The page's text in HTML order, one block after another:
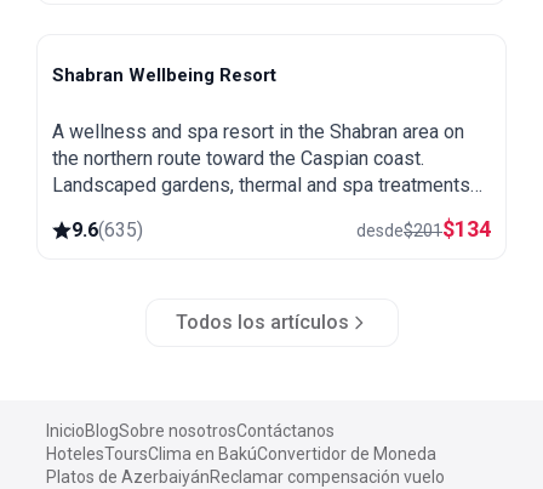
Shabran
Shabran Wellbeing Resort
A wellness and spa resort in the Shabran area on
the northern route toward the Caspian coast.
Landscaped gardens, thermal and spa treatments
9.6(635) desde$201$134
Todos los artículos
InicioBlogSobre nosotrosContáctanos
HotelesToursClima en BakúConvertidor de Moneda
Platos de AzerbaiyánReclamar compensación vuelo